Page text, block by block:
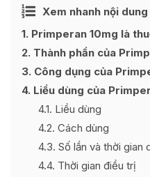
Xem nhanh nội
1 Primperan 10mg là
2 Thành phần của
3 Công dụng của
4 Liều dùng của
4.1 Liều dùng
4.2 Cách dùng
4.3 Số lần và thời gian
4.4 Thời gian điều trị